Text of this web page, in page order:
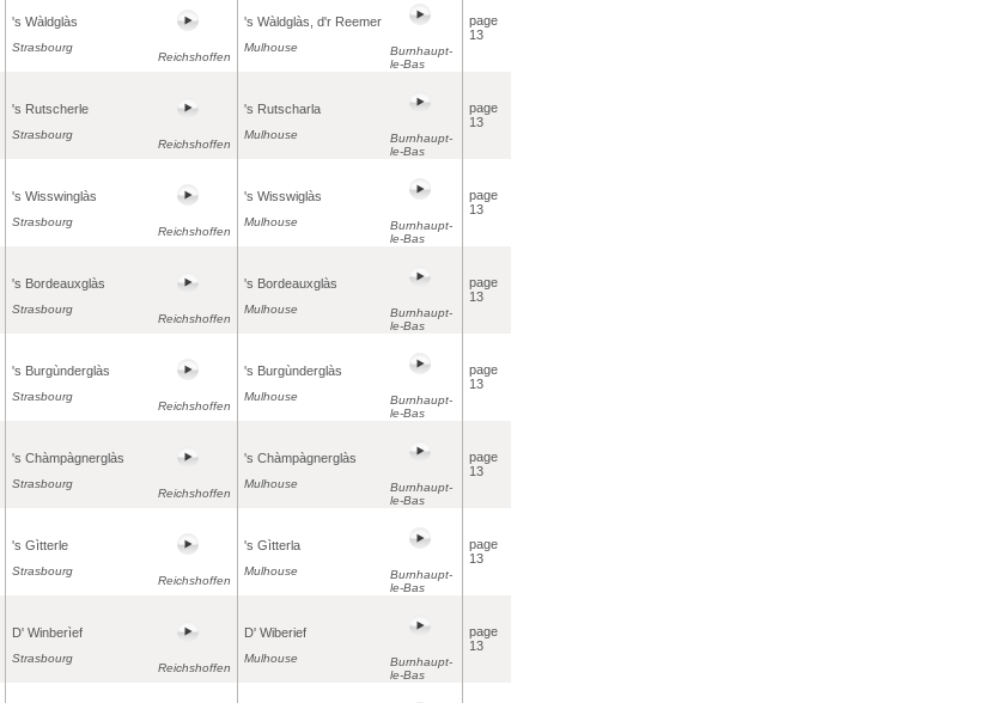
's Wàldglàs
Strasbourg
Reichshoffen
's Wàldglàs, d'r Reemer
Mulhouse
Burnhaupt-
le-Bas
page
13
's Rutscherle
Strasbourg
Reichshoffen
's Rutscharla
Mulhouse
Burnhaupt-
le-Bas
page
13
's Wisswinglàs
Strasbourg
Reichshoffen
's Wisswiglàs
Mulhouse
Burnhaupt-
le-Bas
page
13
's Bordeauxglàs
Strasbourg
Reichshoffen
's Bordeauxglàs
Mulhouse
Burnhaupt-
le-Bas
page
13
's Burgùnderglàs
Strasbourg
Reichshoffen
's Burgùnderglàs
Mulhouse
Burnhaupt-
le-Bas
page
13
's Chàmpàgnerglàs
Strasbourg
Reichshoffen
's Chàmpàgnerglàs
Mulhouse
Burnhaupt-
le-Bas
page
13
's Gìtterle
Strasbourg
Reichshoffen
's Gìtterla
Mulhouse
Burnhaupt-
le-Bas
page
13
D' Winberìef
Strasbourg
Reichshoffen
D' Wiberief
Mulhouse
Burnhaupt-
le-Bas
page
13